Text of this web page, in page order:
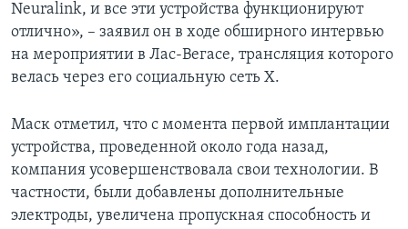
Neuralink, и все эти устройства функционируют
отлично», – заявил он в ходе обширного интервью
на мероприятии в Лас-Вегасе, трансляция которого
велась через его социальную сеть X.
Маск отметил, что с момента первой имплантации
устройства, проведенной около года назад,
компания усовершенствовала свои технологии. В
частности, были добавлены дополнительные
электроды, увеличена пропускная способность и